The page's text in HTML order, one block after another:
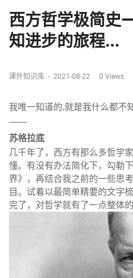
西方哲学极简史
知进步的旅程...
课外知识库 - 2021-08-22 0 Views
我唯一知道的,就是我什么都不
——
苏格拉底
几千年了，西方有那么多哲学
懂。有没有办法简化下，勾勒
界》，再结合我之前的一些思
目。试着以最简单精要的文字
完了，对哲学就有了一点整体的